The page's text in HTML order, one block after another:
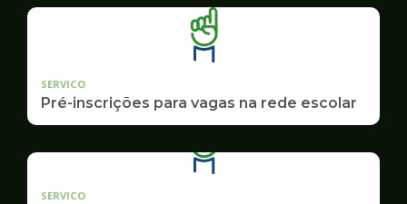
SERVICO
Pré-inscrições para vagas na rede escolar
SERVICO